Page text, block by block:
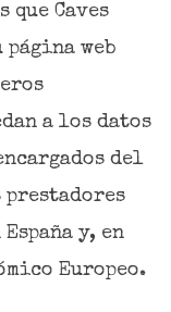
Caves
web
a los datos
del
prestadores
y, en
Europeo.